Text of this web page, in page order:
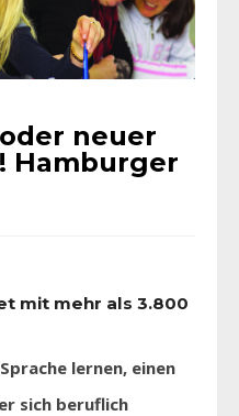
neuer
Hamburger
mit mehr als 3.800
lernen, einen
sich beruflich